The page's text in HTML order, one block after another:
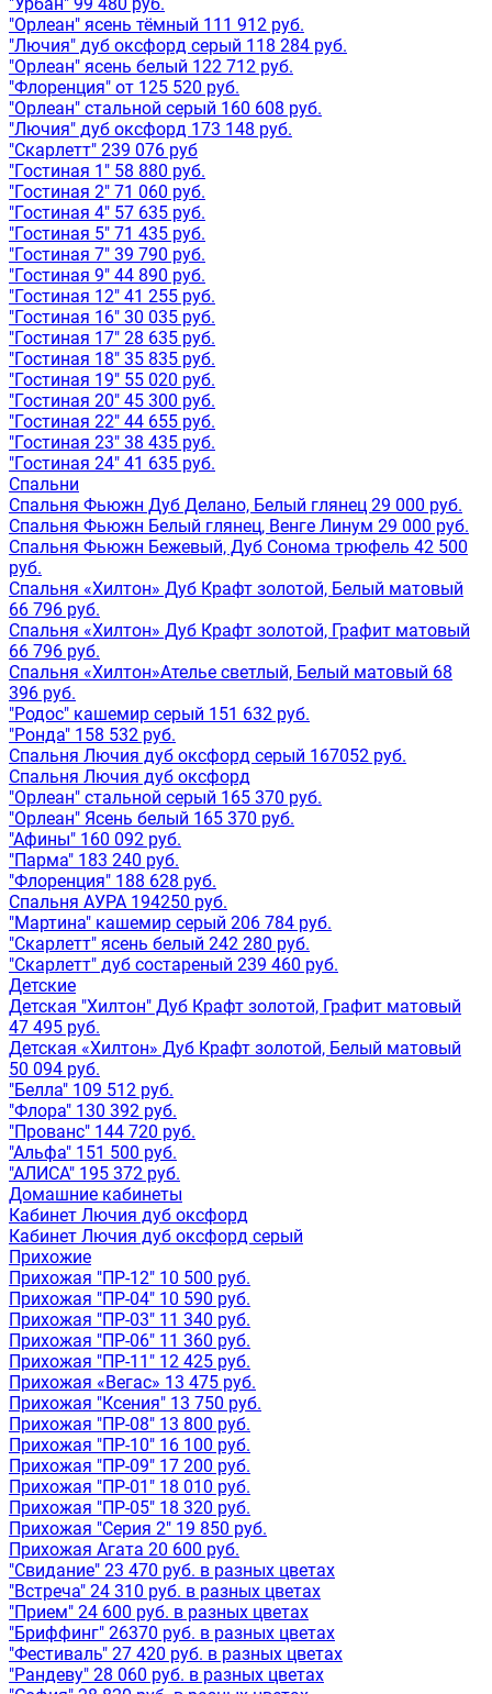
"Орлеан" ясень тёмный 111 912 руб.
"Лючия" дуб оксфорд серый 118 284 руб.
"Орлеан" ясень белый 122 712 руб.
"Флоренция" от 125 520 руб.
"Орлеан" стальной серый 160 608 руб.
"Лючия" дуб оксфорд 173 148 руб.
"Скарлетт" 239 076 руб
"Гостиная 1" 58 880 руб.
"Гостиная 2" 71 060 руб.
"Гостиная 4" 57 635 руб.
"Гостиная 5" 71 435 руб.
"Гостиная 7" 39 790 руб.
"Гостиная 9" 44 890 руб.
"Гостиная 12" 41 255 руб.
"Гостиная 16" 30 035 руб.
"Гостиная 17" 28 635 руб.
"Гостиная 18" 35 835 руб.
"Гостиная 19" 55 020 руб.
"Гостиная 20" 45 300 руб.
"Гостиная 22" 44 655 руб.
"Гостиная 23" 38 435 руб.
"Гостиная 24" 41 635 руб.
Спальни
Спальня Фьюжн Дуб Делано, Белый глянец 29 000 руб.
Спальня Фьюжн Белый глянец, Венге Линум 29 000 руб.
Спальня Фьюжн Бежевый, Дуб Сонома трюфель 42 500
руб.
Спальня «Хилтон» Дуб Крафт золотой, Белый матовый
66 796 руб.
Спальня «Хилтон» Дуб Крафт золотой, Графит матовый
66 796 руб.
Спальня «Хилтон»Ателье светлый, Белый матовый 68
396 руб.
"Родос" кашемир серый 151 632 руб.
"Ронда" 158 532 руб.
Спальня Лючия дуб оксфорд серый 167052 руб.
Спальня Лючия дуб оксфорд
"Орлеан" стальной серый 165 370 руб.
"Орлеан" Ясень белый 165 370 руб.
"Афины" 160 092 руб.
"Парма" 183 240 руб.
"Флоренция" 188 628 руб.
Спальня АУРА 194250 руб.
"Мартина" кашемир серый 206 784 руб.
"Скарлетт" ясень белый 242 280 руб.
"Скарлетт" дуб состареный 239 460 руб.
Детские
Детская "Хилтон" Дуб Крафт золотой, Графит матовый
47 495 руб.
Детская «Хилтон» Дуб Крафт золотой, Белый матовый
50 094 руб.
"Белла" 109 512 руб.
"Флора" 130 392 руб.
"Прованс" 144 720 руб.
"Альфа" 151 500 руб.
"АЛИСА" 195 372 руб.
Домашние кабинеты
Кабинет Лючия дуб оксфорд
Кабинет Лючия дуб оксфорд серый
Прихожие
Прихожая "ПР-12" 10 500 руб.
Прихожая "ПР-04" 10 590 руб.
Прихожая "ПР-03" 11 340 руб.
Прихожая "ПР-06" 11 360 руб.
Прихожая "ПР-11" 12 425 руб.
Прихожая «Вегас» 13 475 руб.
Прихожая "Ксения" 13 750 руб.
Прихожая "ПР-08" 13 800 руб.
Прихожая "ПР-10" 16 100 руб.
Прихожая "ПР-09" 17 200 руб.
Прихожая "ПР-01" 18 010 руб.
Прихожая "ПР-05" 18 320 руб.
Прихожая "Серия 2" 19 850 руб.
Прихожая Агата 20 600 руб.
"Свидание" 23 470 руб. в разных цветах
"Встреча" 24 310 руб. в разных цветах
"Прием" 24 600 руб. в разных цветах
"Бриффинг" 26370 руб. в разных цветах
"Фестиваль" 27 420 руб. в разных цветах
"Рандеву" 28 060 руб. в разных цветах